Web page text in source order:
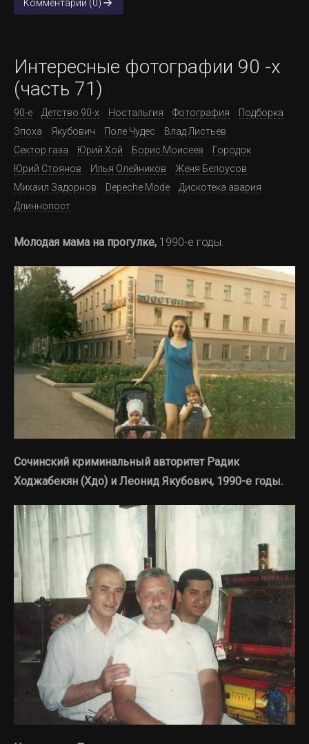
Комментарии (0)
Интересные фотографии 90 -х
(часть 71)
90-е Детство 90-х Ностальгия Фотография
Подборка
Эпоха
Якубович Поле Чудес
Влад Листьев
Сектор газа
Юрий Хой Борис Моисеев
Городок
Юрий Стоянов
Илья Олейников
Женя Белоусов
Михаил Задорнов
Depeche Mode
Дискотека авария
Длиннопост
Молодая мама на прогулке, 1990-е годы.
Сочинский криминальный авторитет Радик
Ходжабекян (Хдо) и Леонид Якубович, 1990-е годы.